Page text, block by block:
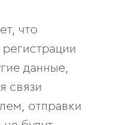
что
данные,
связи
отправки